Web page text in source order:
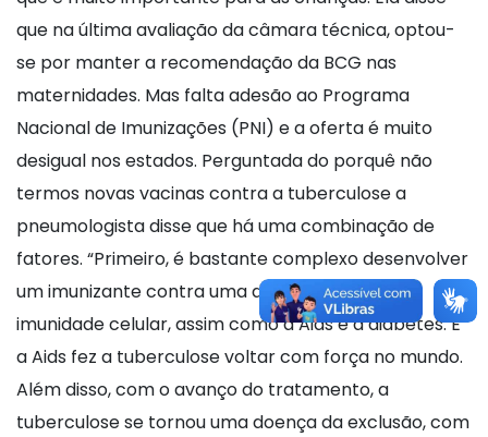
que na última avaliação da câmara técnica, optou-
se por manter a recomendação da BCG nas
maternidades. Mas falta adesão ao Programa
Nacional de Imunizações (PNI) e a oferta é muito
desigual nos estados. Perguntada do porquê não
termos novas vacinas contra a tuberculose a
pneumologista disse que há uma combinação de
fatores. “Primeiro, é bastante complexo desenvolver
um imunizante contra uma doença que afeta a
imunidade celular, assim como a Aids e a diabetes. E
a Aids fez a tuberculose voltar com força no mundo.
Além disso, com o avanço do tratamento, a
tuberculose se tornou uma doença da exclusão, com